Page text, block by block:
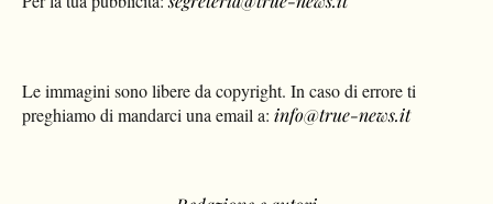
Per la tua pubblicità:segreteria@true-news.it
Le immagini sono libere da copyright. In caso di errore ti
preghiamo di mandarci una email a: info@true-news.it